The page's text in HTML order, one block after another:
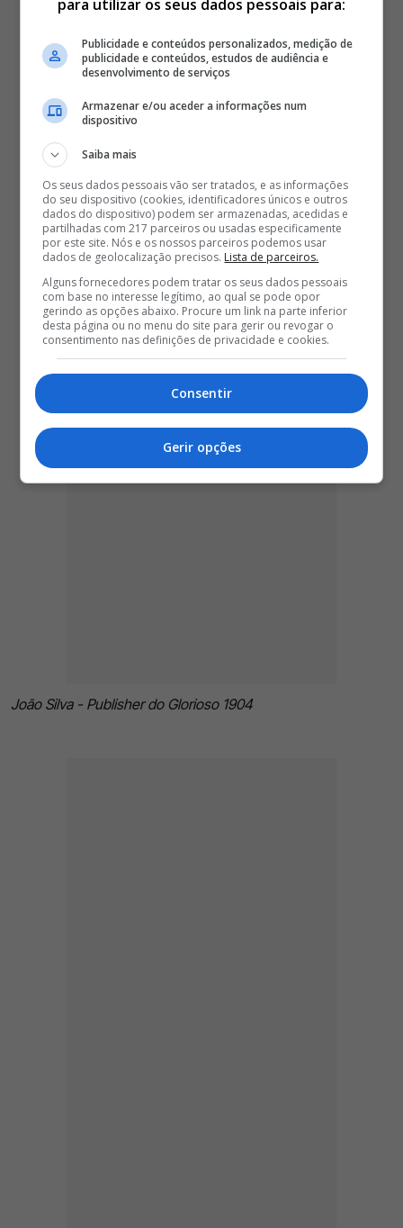
é uma casa aberta a todos os Benfiquistas e, a
partir de agora, já sabe: “Se é notícia do
João Silva - Publisher do Glorioso 1904
para utilizar os seus dados pessoais para:
Publicidade e conteúdos personalizados, medição de
publicidade e conteúdos, estudos de audiência e
desenvolvimento de serviços
Armazenar e/ou aceder a informações num
dispositivo
Saiba mais
Os seus dados pessoais vão ser tratados, e as informações
do seu dispositivo (cookies, identificadores únicos e outros
dados do dispositivo) podem ser armazenadas, acedidas e
partilhadas com 217 parceiros ou usadas especificamente
por este site. Nós e os nossos parceiros podemos usar
dados de geolocalização precisos. Lista de parceiros.
Alguns fornecedores podem tratar os seus dados pessoais
com base no interesse legítimo, ao qual se pode opor
gerindo as opções abaixo. Procure um link na parte inferior
desta página ou no menu do site para gerir ou revogar o
consentimento nas definições de privacidade e cookies.
Consentir
Gerir opções